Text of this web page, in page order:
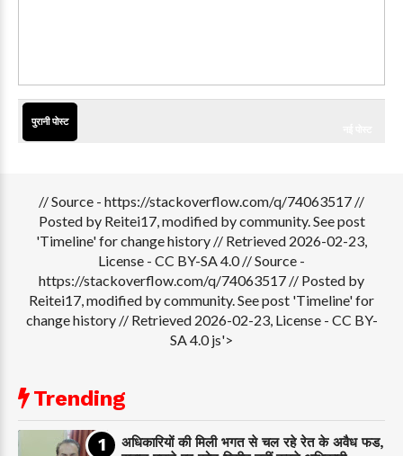
पुरानी पोस्ट
// Source - https://stackoverflow.com/q/74063517 //
Posted by Reitei17, modified by community. See post
'Timeline' for change history // Retrieved 2026-02-23,
License - CC BY-SA 4.0// Source -
https://stackoverflow.com/q/74063517 // Posted by
Reitei17, modified by community. See post 'Timeline' for
change history // Retrieved 2026-02-23, License - CC BY-
SA 4.0 js'>
Trending
अधिकारियों की मिली भगत से चल रहे रेत के अवैध फड,